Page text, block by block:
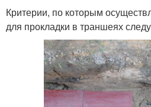
Критерии, по которым
для прокладки в траншеях